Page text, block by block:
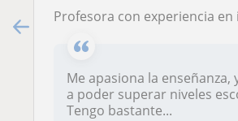
Profesora con experiencia en inglés y francés. También en matemáticas y ciencias sociales,
Me apasiona la enseñanza,
a poder superar niveles
Tengo bastante...